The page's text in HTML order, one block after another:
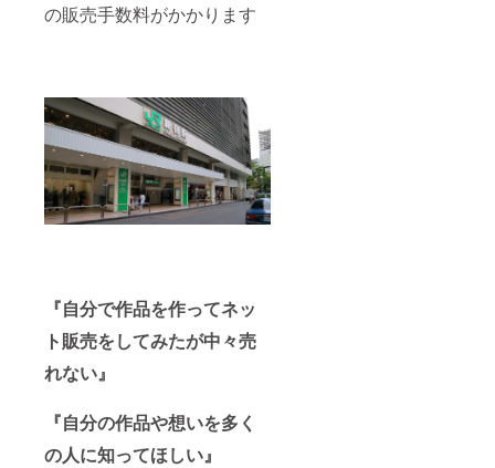
の販売手数料がかかります
『自分で作品を作ってネッ
ト販売をしてみたが中々売
れない』
『自分の作品や想いを多く
の人に知ってほしい』